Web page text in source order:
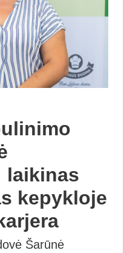
laikinas
kepykloje
Šarūnė